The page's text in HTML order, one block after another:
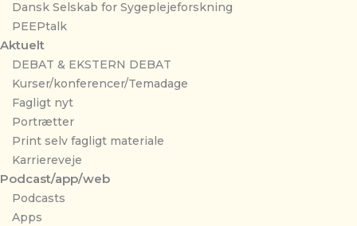
Dansk Selskab for Sygeplejeforskning
PEEPtalk
Aktuelt
DEBAT & EKSTERN DEBAT
Kurser/konferencer/Temadage
Fagligt nyt
Portrætter
Print selv fagligt materiale
Karriereveje
Podcast/app/web
Podcasts
Apps